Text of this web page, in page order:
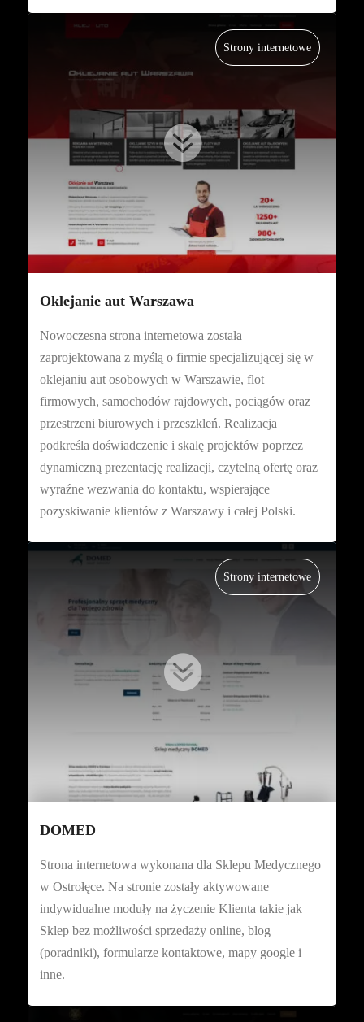
Strony internetowe

Oklejanie aut Warszawa
Nowoczesna strona internetowa została
zaprojektowana z myślą o firmie specjalizującej się w
oklejaniu aut osobowych w Warszawie, flot
firmowych, samochodów rajdowych, pociągów oraz
przestrzeni biurowych i przeszkleń. Realizacja
podkreśla doświadczenie i skalę projektów poprzez
dynamiczną prezentację realizacji, czytelną ofertę oraz
wyraźne wezwania do kontaktu, wspierające
pozyskiwanie klientów z Warszawy i całej Polski.
Strony internetowe

DOMED
Strona internetowa wykonana dla Sklepu Medycznego
w Ostrołęce. Na stronie zostały aktywowane
indywidualne moduły na życzenie Klienta takie jak
Sklep bez możliwości sprzedaży online, blog
(poradniki), formularze kontaktowe, mapy google i
inne.